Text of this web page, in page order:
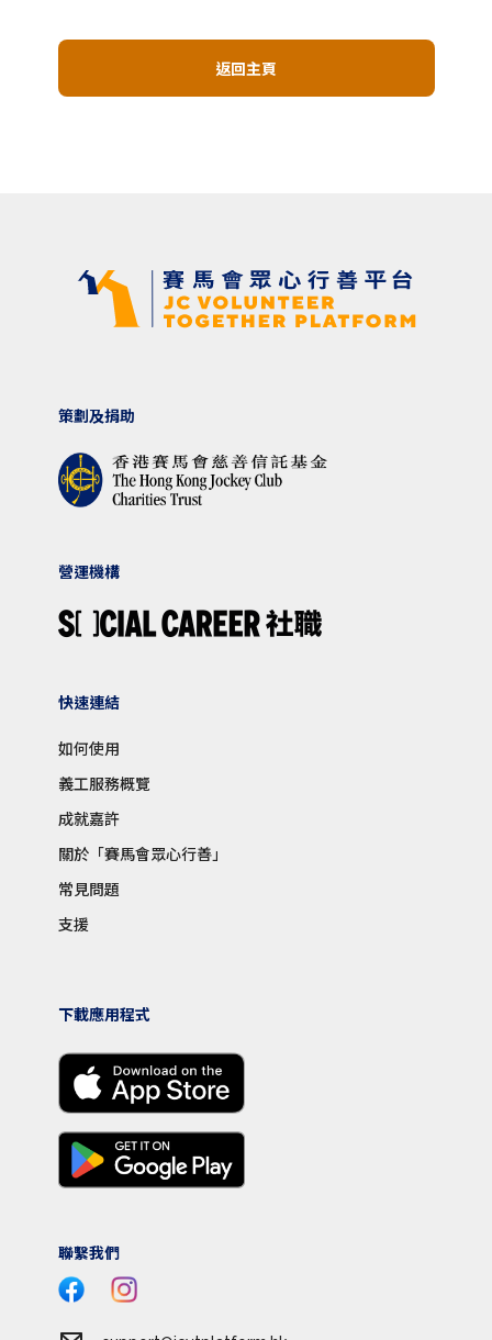
返回主頁
策劃及捐助
營運機構
快速連結
如何使用
義工服務概覽
成就嘉許
關於「賽馬會眾心行善」
常見問題
支援
下載應用程式
聯繫我們